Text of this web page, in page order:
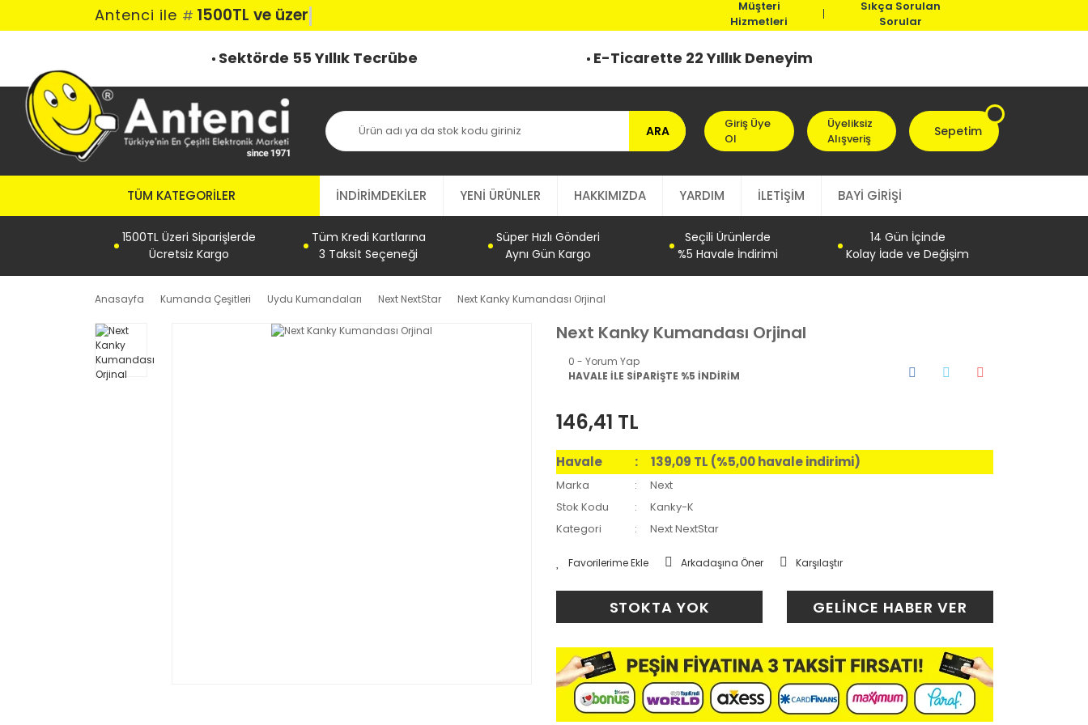
Antenci ile # 1500TL ve üzeri k
Müşteri
Hizmetleri
Sıkça Sorulan
Sorular
Sektörde 55 Yıllık Tecrübe E-Ticarette 22 Yıllık Deneyim
ARA
Giriş Üye
Ol
Üyeliksiz
Alışveriş
Sepetim
TÜM KATEGORILER İNDİRİMDEKİLER YENİ ÜRÜNLER HAKKIMIZDA YARDIM İLETİŞİM BAYİ GİRİŞİ
1500TL Üzeri Siparişlerde
Ücretsiz Kargo
Tüm Kredi Kartlarına
3 Taksit Seçeneği
Süper Hızlı Gönderi
Aynı Gün Kargo
Seçili Ürünlerde
%5 Havale İndirimi
14 Gün İçinde
Kolay İade ve Değişim
Anasayfa Kumanda Çeşitleri Uydu Kumandaları Next NextStar Next Kanky Kumandası Orjinal
Next Kanky Kumandası Orjinal
0 - Yorum Yap
HAVALE İLE SİPARİŞTE %5 İNDİRİM
146,41 TL
Havale 139,09 TL (%5,00 havale indirimi)
Marka
Next
Stok Kodu
Kanky-K
Kategori
Next NextStar
Arkadaşına Öner Karşılaştır
STOKTA YOK GELİNCE HABER VER